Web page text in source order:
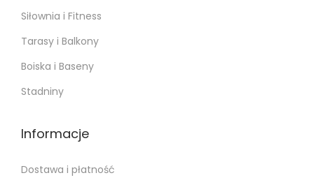
Siłownia i Fitness
Tarasy i Balkony
Boiska i Baseny
Stadniny
Informacje
Dostawa i płatność